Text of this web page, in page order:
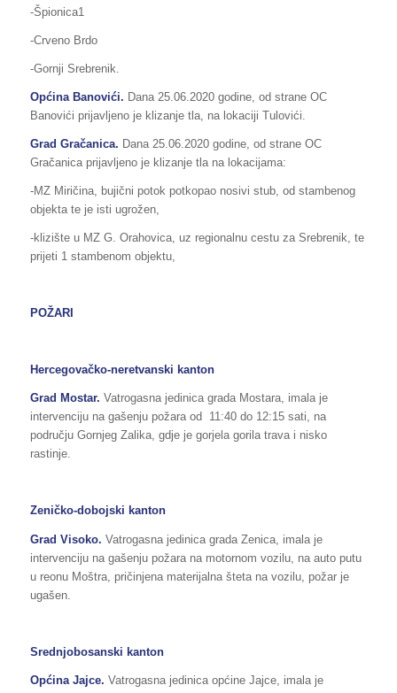
-Špionica1
-Crveno Brdo
-Gornji Srebrenik.
Općina Banovići. Dana 25.06.2020 godine, od strane OC
Banovići prijavljeno je klizanje tla, na lokaciji Tulovići.
Grad Gračanica. Dana 25.06.2020 godine, od strane OC
Gračanica prijavljeno je klizanje tla na lokacijama:
-MZ Miričina, bujični potok potkopao nosivi stub, od stambenog
objekta te je isti ugrožen,
-klizište u MZ G. Orahovica, uz regionalnu cestu za Srebrenik, te
prijeti 1 stambenom objektu,
POŽARI
Hercegovačko-neretvanski kanton
Grad Mostar. Vatrogasna jedinica grada Mostara, imala je
intervenciju na gašenju požara od 11:40 do 12:15 sati, na
području Gornjeg Zalika, gdje je gorjela gorila trava i nisko
rastinje.
Zeničko-dobojski kanton
Grad Visoko. Vatrogasna jedinica grada Zenica, imala je
intervenciju na gašenju požara na motornom vozilu, na auto putu
u reonu Moštra, pričinjena materijalna šteta na vozilu, požar je
ugašen.
Srednjobosanski kanton
Općina Jajce. Vatrogasna jedinica općine Jajce, imala je